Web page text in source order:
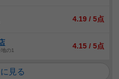
4.19 / 5点
の1
4.15 / 5点
見る